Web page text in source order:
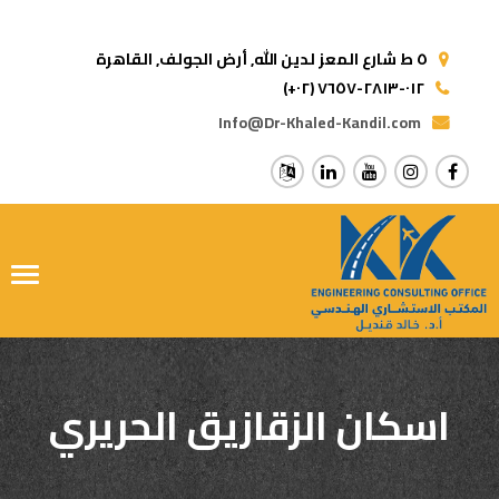
٥ ط شارع المعز لدين الله,
أرض الجولف, القاهرة
(+٠٢) ٠١٢-٢٨١٣-٧٦٥٧
Info@Dr-Khaled-Kandil.com
اسكان الزقازيق الحريري